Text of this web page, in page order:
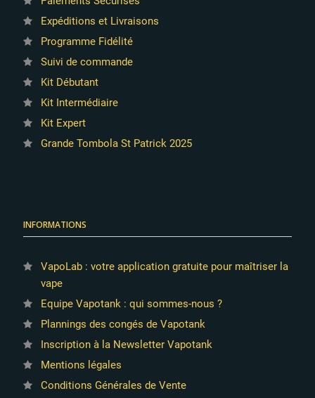
Expéditions et Livraisons
Programme Fidélité
Suivi de commande
Kit Débutant
Kit Intermédiaire
Kit Expert
Grande Tombola St Patrick 2025
INFORMATIONS
VapoLab : votre application gratuite pour maîtriser la
vape
Equipe Vapotank : qui sommes-nous ?
Plannings des congés de Vapotank
Inscription à la Newsletter Vapotank
Mentions légales
Conditions Générales de Vente